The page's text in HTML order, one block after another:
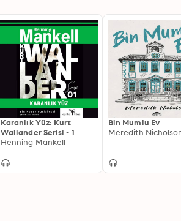
Karanlık Yüz: Kurt
Wallander Serisi - 1
Henning Mankell
Bin Mumlu Ev
Meredith